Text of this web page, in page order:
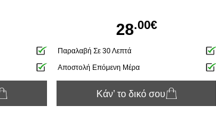
28.00€
Παραλαβή Σε 30 Λεπτά
Αποστολή Επόμενη Μέρα
Κάν’ το δικό σου